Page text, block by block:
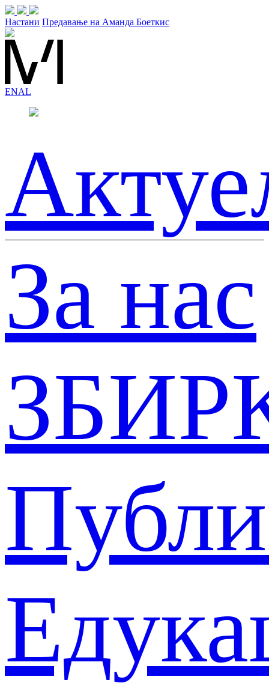
Настани Предавање на Аманда Боеткис
ENAL
За нас